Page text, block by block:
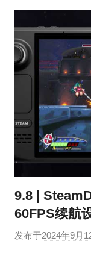
9.8 |
60FPS续航
发布于2024年9月